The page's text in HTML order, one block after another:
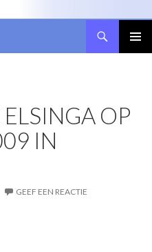
OP
IN
GEEF EEN REACTIE